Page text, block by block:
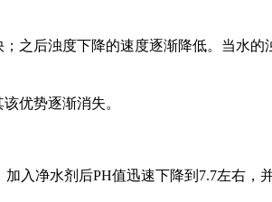
后浊度下降的速度逐渐降低。当水的
优势逐渐消失。
入净水剂后PH值迅速下降到7.7左右，